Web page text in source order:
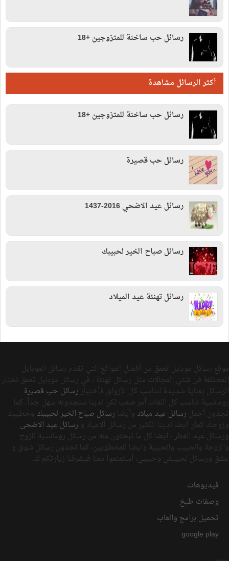
رسائل حب ساخنة للمتزوجين +18
أكثر الرسائل مشاهدة
رسائل حب ساخنة للمتزوجين +18
رسائل حب قصيرة
رسائل عيد الاضحي 2016-1437
رسائل صباح الخير لحبيبك
رسائل تهنئة عيد الميلاد
موقع رسائل موبايل تعمق من أفضل المواقع التي تقدم رسائل الموبايل
المختلفة فى شتي المجالات مثل رسائل تهنئة ، في رسائل موبايل تعمق نختار
الرسائل بعناية شديدة لتناسب كل الأزواق فأختياررسائل حب قصيرة
رومانسية تناسب كل اللغات أمر صعب لكن لدينا ستجدونه سهل جداً، كما
تجدون أجمل رسائل عيد ميلاد وأيضا رسائل صباح الخير لحبيبك وخطيبك
وزوجك كمان ايضا لدينا الكثير من رسائل الاعياد و رسائل عيد الاضحى
ورسائل عيد الفطر ، ايضا كل ما تبحثون عنه من رسائل رومانسية للزوج
والزوجة والحبيب والحبيبة وايضا للمخطوبين، كما تجدون رسائل شوق و
عشق ورسائل لحبيبتي وحبيبي، أستمتعوا معنا فيشرفنا زيارتكم لنا.
فيديوهات
وصفات طبخ
تحميل برامج والعاب
google play